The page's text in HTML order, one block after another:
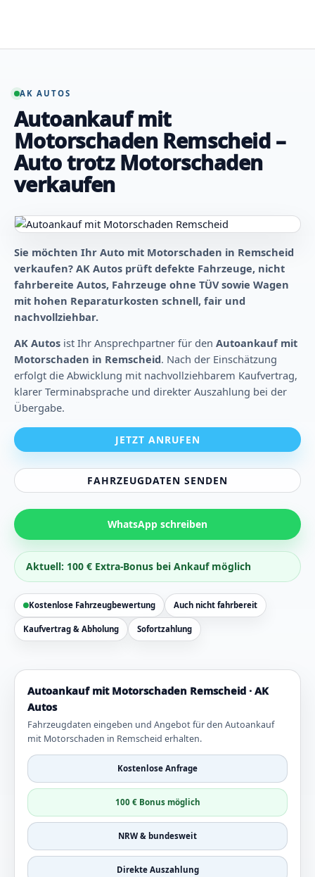
springen
AK AUTOS
Autoankauf mit
Motorschaden Remscheid –
Auto trotz Motorschaden
verkaufen
Sie möchten Ihr Auto mit Motorschaden in Remscheid
verkaufen? AK Autos prüft defekte Fahrzeuge, nicht
fahrbereite Autos, Fahrzeuge ohne TÜV sowie Wagen
mit hohen Reparaturkosten schnell, fair und
nachvollziehbar.
AK Autos ist Ihr Ansprechpartner für den Autoankauf mit
Motorschaden in Remscheid. Nach der Einschätzung
erfolgt die Abwicklung mit nachvollziehbarem Kaufvertrag,
klarer Terminabsprache und direkter Auszahlung bei der
Übergabe.
JETZT ANRUFEN
FAHRZEUGDATEN SENDEN
WhatsApp schreiben
Aktuell: 100 € Extra-Bonus bei Ankauf möglich
Kostenlose Fahrzeugbewertung Auch nicht fahrbereit
Kaufvertrag & Abholung Sofortzahlung
Autoankauf mit Motorschaden Remscheid · AK
Autos
Fahrzeugdaten eingeben und Angebot für den Autoankauf
mit Motorschaden in Remscheid erhalten.
Kostenlose Anfrage
100 € Bonus möglich
NRW & bundesweit
Direkte Auszahlung